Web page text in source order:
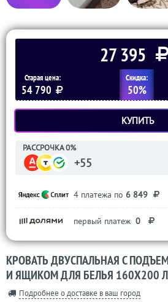
27 395
Старая цена:
54 790
Скидка:
50%
КУПИТЬ
РАССРОЧКА 0%
+55
4 платежа по 6 849
первый платеж 0
КРОВАТЬ ДВУСПАЛЬНАЯ С
И ЯЩИКОМ ДЛЯ БЕЛЬЯ 160Х200
Подробнее о доставке в ваш город